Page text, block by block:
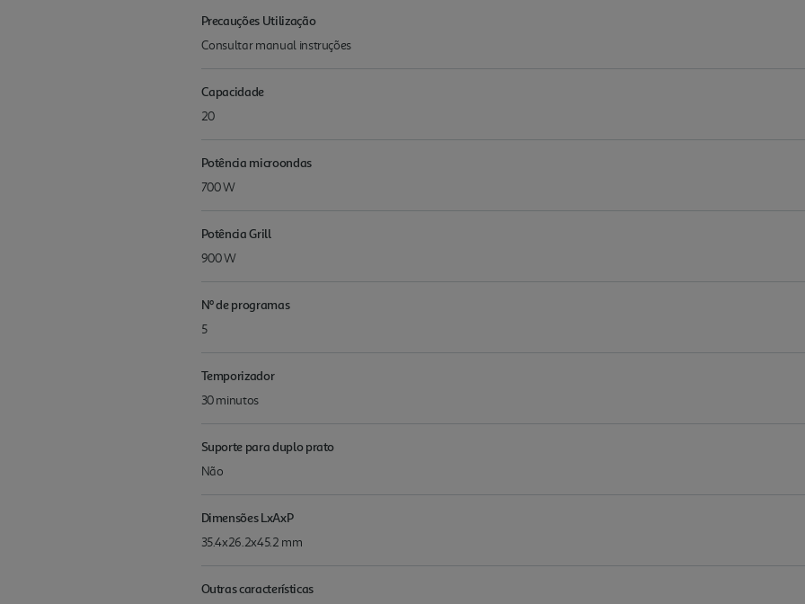
Precauções Utilização
Consultar manual instruções
Capacidade
20
Potência microondas
700 W
Potência Grill
900 W
Nº de programas
5
Temporizador
30 minutos
Suporte para duplo prato
Não
Dimensões LxAxP
35.4x26.2x45.2 mm
Outras características